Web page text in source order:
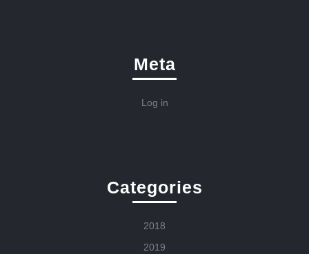
Meta
Log in
Categories
2018
2019